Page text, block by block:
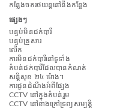
កន្លែងចតរថយន្តនៅនឹងកន្លែង
ផ្សេងៗ
បន្ទប់មិនជក់បារី
បន្ទប់គ្រួសារ
លើក
ការមិនជក់បារីនៅទូទាំង
តំបន់ជក់បារីដែលបានកំណត់
សន្តិសុខ ២៤ ម៉ោង។
ការជូនដំណឹងអំពីផ្សែង
CCTV នៅក្នុងតំបន់រួម
CCTV នៅខាងក្រៅទ្រព្យសម្បត្តិ